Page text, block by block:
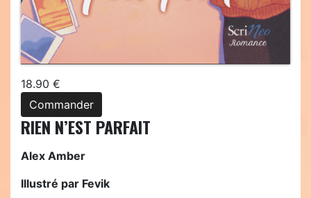
18.90 €
Commander
RIEN N’EST PARFAIT
Alex Amber
Illustré par Fevik